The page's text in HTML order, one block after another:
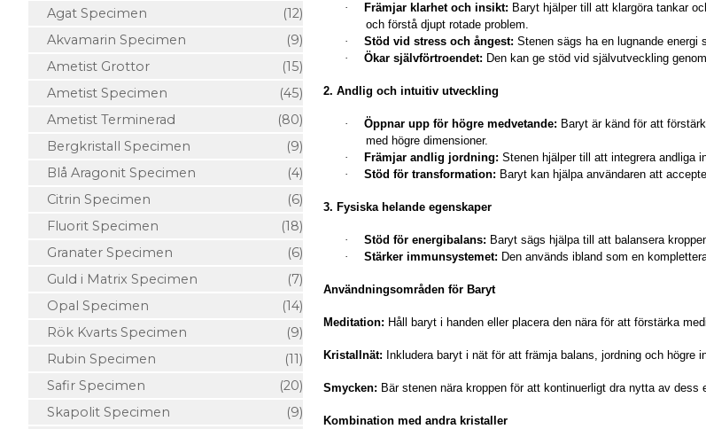
Agat Specimen
(12)
Akvamarin Specimen
(9)
Ametist Grottor
(15)
Ametist Specimen
(45)
Ametist Terminerad
(80)
Bergkristall Specimen
(9)
Blå Aragonit Specimen
(4)
Citrin Specimen
(6)
Fluorit Specimen
(18)
Granater Specimen
(6)
Guld i Matrix Specimen
(7)
Opal Specimen
(14)
Rök Kvarts Specimen
(9)
Rubin Specimen
(11)
Safir Specimen
(20)
Skapolit Specimen
(9)
· Främjar klarhet och insikt: Baryt hjälper till att klargöra tankar
och förstå djupt rotade problem.
·
Stöd vid stress och ångest: Stenen sägs ha en lugnande
·
Ökar självförtroendet: Den kan ge stöd vid självutveckling
2. Andlig och intuitiv utveckling
· Öppnar upp för högre medvetande: Baryt är känd för att
med högre dimensioner.
·
Främjar andlig jordning: Stenen hjälper till att integrera andliga
·
Stöd för transformation: Baryt kan hjälpa användaren att
3. Fysiska helande egenskaper
· Stöd för energibalans: Baryt sägs hjälpa till att balansera
·
Stärker immunsystemet: Den används ibland som en
Användningsområden för Baryt
Meditation: Håll baryt i handen eller placera den nära för att förstärka
Kristallnät: Inkludera baryt i nät för att främja balans, jordning och högre
Smycken: Bär stenen nära kroppen för att kontinuerligt dra nytta av dess
Kombination med andra kristaller